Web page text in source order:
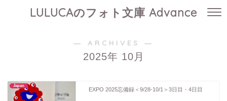
LULUCAのフォト文庫 Advance
― ARCHIVES ―
2025年 10月
Japan
EXPO 2025忘備録＜9/28-10/1＞3日目・4日目